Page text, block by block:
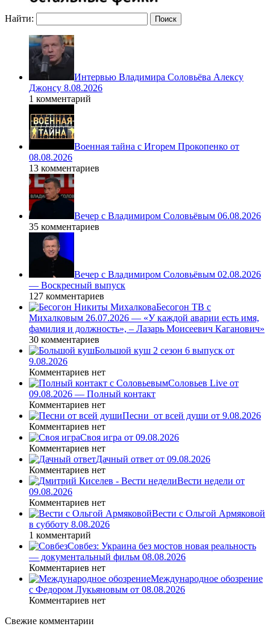
Найти:
Интервью Владимира Соловьёва Алексу
Джонсу 8.08.2026
1 комментарий
Военная тайна с Игорем Прокопенко от
08.08.2026
13 комментариев
Вечер с Владимиром Соловьёвым 06.08.2026
35 комментариев
Вечер с Владимиром Соловьёвым 02.08.2026
— Воскресный выпуск
127 комментариев
Бесогон ТВ с
Михалковым 26.07.2026 — «У каждой аварии есть имя,
фамилия и должность», – Лазарь Моисеевич Каганович»
30 комментариев
Большой куш 2 сезон 6 выпуск от
9.08.2026
Комментариев нет
Соловьев Live от
09.08.2026 — Полный контакт
Комментариев нет
Песни_от всей души от 9.08.2026
Комментариев нет
Своя игра от 09.08.2026
Комментариев нет
Дачный ответ от 09.08.2026
Комментариев нет
Вести недели от
09.08.2026
Комментариев нет
Вести с Ольгой Армяковой
в субботу 8.08.2026
1 комментарий
Совбез: Украина без мостов новая реальность
— документальный фильм 08.08.2026
Комментариев нет
Международное обозрение
с Федором Лукьяновым от 08.08.2026
Комментариев нет
Свежие комментарии